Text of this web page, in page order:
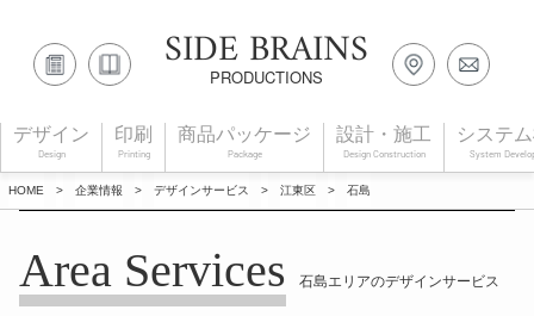
SIDE BRAINS
PRODUCTIONS
デザイン
Design
印刷
Printing
商品パッケージ
Package
設計・施工
Design Construction
システ
System
HOME > 企業情報 > デザインサービス > 江東区 > 石島
Area Services 石島エリアのデザインサービス